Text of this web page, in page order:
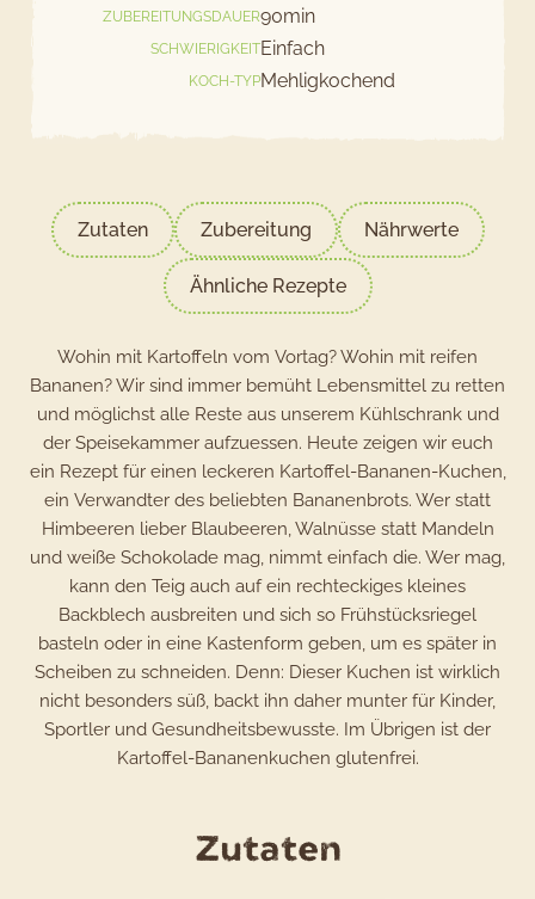
ZUBEREITUNGSDAUER90min
SCHWIERIGKEITEinfach
KOCH-TYPMehligkochend
Zutaten Zubereitung Nährwerte
Ähnliche Rezepte
Wohin mit Kartoffeln vom Vortag? Wohin mit reifen
Bananen? Wir sind immer bemüht Lebensmittel zu retten
und möglichst alle Reste aus unserem Kühlschrank und
der Speisekammer aufzuessen. Heute zeigen wir euch
ein Rezept für einen leckeren Kartoffel-Bananen-Kuchen,
ein Verwandter des beliebten Bananenbrots. Wer statt
Himbeeren lieber Blaubeeren, Walnüsse statt Mandeln
und weiße Schokolade mag, nimmt einfach die. Wer mag,
kann den Teig auch auf ein rechteckiges kleines
Backblech ausbreiten und sich so Frühstücksriegel
basteln oder in eine Kastenform geben, um es später in
Scheiben zu schneiden. Denn: Dieser Kuchen ist wirklich
nicht besonders süß, backt ihn daher munter für Kinder,
Sportler und Gesundheitsbewusste. Im Übrigen ist der
Kartoffel-Bananenkuchen glutenfrei.
Zutatenfür